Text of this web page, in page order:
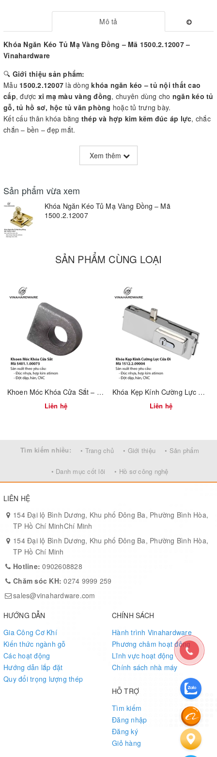
Mô tả
Khóa Ngăn Kéo Tủ Mạ Vàng Đồng – Mã 1500.2.12007 –
Vinahardware
🔍 Giới thiệu sản phẩm:
Mẫu 1500.2.12007 là dòngkhóa ngăn kéo – tủ nội thất cao
cấp, được xi mạ màu vàng đồng, chuyên dùng cho ngăn kéo tủ
gỗ, tủ hồ sơ, hộc tủ văn phòng hoặc tủ trưng bày.
Kết cấu thân khóa bằng thép và hợp kim kẽm đúc áp lực, chắc
chắn – bền – đẹp mắt.
: Thép + hợp kim kẽm đúc
Màu sắc
: Mạ vàng đồng sáng
Loại khóa
: Ổ khóa chìa, 1/4 vòng
Ứng dụng
Lắp đặt
Phụ kiện đi kèm: 2 chìa khóa thau + pát gài
Vận hành êm – khóa chắc chắn
Thiết kế đẹp – tôn vẻ sang trọng cho sản phẩm nội thất
Dễ thi công – phù hợp kích thước tiêu chuẩn ngăn kéo
Có thể đặt hàng OEM – logo riêng, đóng gói theo yêu cầu
📦MOQ & Giao hàng:
Tối thiểu: 1.000 chiếc
Thời gian: 10–15 ngày
Xem thêm
Sản phẩm vừa xem
Khóa Ngăn Kéo Tủ Mạ Vàng Đồng – Mã
1500.2.12007
SẢN PHẨM CÙNG LOẠI
Khoen Móc Khóa Cửa Sắt – Mã 5401.1.00073
Liên hệ
Khóa Kẹp Kính Cường Lực Cửa Đi – Mã 1512.2.09004
Liên hệ
Tìm kiếm nhiều: • Trang chủ • Giới thiệu • Sản phẩm
• Danh mục cốt lõi • Hồ sơ công nghệ
LIÊN HỆ
154 Đại lộ Bình Dương, Khu phố Đông Ba, Phường Bình Hòa,
TP Hồ Chí MinhChí Minh
154 Đại lộ Bình Dương, Khu phố Đông Ba, Phường Bình Hòa,
TP Hồ Chí Minh
Hotline:0902608828
Chăm sóc KH:0274 9999 259
sales@vinahardware.com
HƯỚNG DẪN
Gia Công Cơ Khí
Kiến thức ngành gỗ
Các hoạt động
Hướng dẫn lắp đặt
Quy đổi trọng lượng thép
CHÍNH SÁCH
Hành trình Vinahardware
Phương châm hoạt động
Lĩnh vực hoạt động
Chính sách nhà máy
HỖ TRỢ
Tìm kiếm
Đăng nhập
Đăng ký
Giỏ hàng